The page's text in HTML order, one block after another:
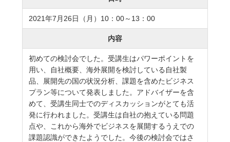
2021年7月26日（月）10：00～13：00
内容
初めての検討会でした。受講生はパワーポイントを
用い、自社概要、海外展開を検討している自社製
品、展開先の国の状況分析、課題を含めたビジネス
プラン等について発表しました。アドバイザーを含
めて、受講生同士でのディスカッションがとても活
発に行われました。受講生は自社の抱えている問題
点や、これから海外でビジネスを展開するうえでの
課題認識ができたようでした。今後の検討会ではさ